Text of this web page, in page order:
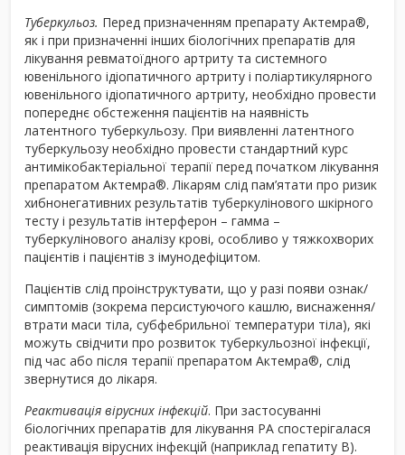
Туберкульоз. Перед призначенням препарату Актемра®,
як і при призначенні інших біологічних препаратів для
лікування ревматоїдного артриту та системного
ювенільного ідіопатичного артриту і поліартикулярного
ювенільного ідіопатичного артриту, необхідно провести
попереднє обстеження пацієнтів на наявність
латентного туберкульозу. При виявленні латентного
туберкульозу необхідно провести стандартний курс
антимікобактеріальної терапії перед початком лікування
препаратом Актемра®. Лікарям слід пам’ятати про ризик
хибнонегативних результатів туберкулінового шкірного
тесту і результатів інтерферон – гамма –
туберкулінового аналізу крові, особливо у тяжкохворих
пацієнтів і пацієнтів з імунодефіцитом.
Пацієнтів слід проінструктувати, що у разі появи ознак/
симптомів (зокрема персистуючого кашлю, виснаження/
втрати маси тіла, субфебрильної температури тіла), які
можуть свідчити про розвиток туберкульозної інфекції,
під час або після терапії препаратом Актемра®, слід
звернутися до лікаря.
Реактивація вірусних інфекцій. При застосуванні
біологічних препаратів для лікування РА спостерігалася
реактивація вірусних інфекцій (наприклад гепатиту В).